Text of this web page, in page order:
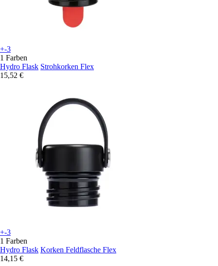
+-3
1 Farben
Hydro Flask Strohkorken Flex
15,52 €
+-3
1 Farben
Hydro Flask Korken Feldflasche Flex
14,15 €